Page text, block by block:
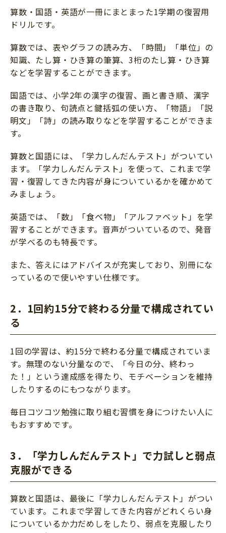
算数・国語・英語が一冊にまとまった1学期の復習用
ドリルです。
算数では、表やグラフの読み方、「時間」「単位」の
知識、たし算・ひき算の筆算、3桁のたし算・ひき算
などを学習することができます。
国語では、小学2年の漢字の復習、画と書き順、漢字
の書き取り、句読点と鍵括弧の使い方、「物語」「説
明文」「詩」の読み取りなどを学習することができま
す。
算数と国語には、「学力しんだんテスト」がついてい
ます。「学力しんだんテスト」を使って、これまで学
習・復習してきた内容が身についているかを確かめて
みましょう。
英語では、「数」「食べ物」「アルファベット」を学
習することができます。音声がついているので、発音
が学べるのも特長です。
また、答えにはアドバイスが充実しており、別冊にな
っているので使いやすい仕様です。
2．1回約15分で終わる分量で構成されてい
る
1回の学習は、約15分で終わる分量で構成されていま
す。無理のない分量なので、「今日の分、終わっ
た！」という達成感を得たり、モチベーションを維持
したりするのにもつながります。
毎日コツコツ勉強に取り組む習慣を身につけたい人に
もおすすめです。
3．「学力しんだんテスト」で力試しと弱点
克服ができる
算数と国語は、最後に「学力しんだんテスト」がつい
ています。これまで学習してきた内容がどれくらい身
についているか力だめしをしたり、弱点を克服したり